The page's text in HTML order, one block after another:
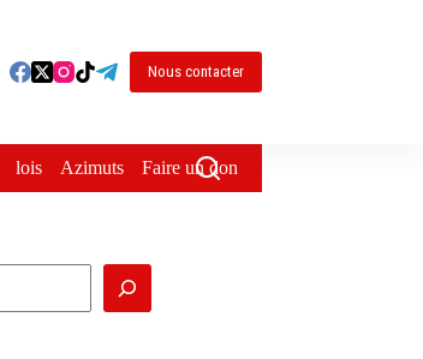
Nous contacter
lois Azimuts Faire un don